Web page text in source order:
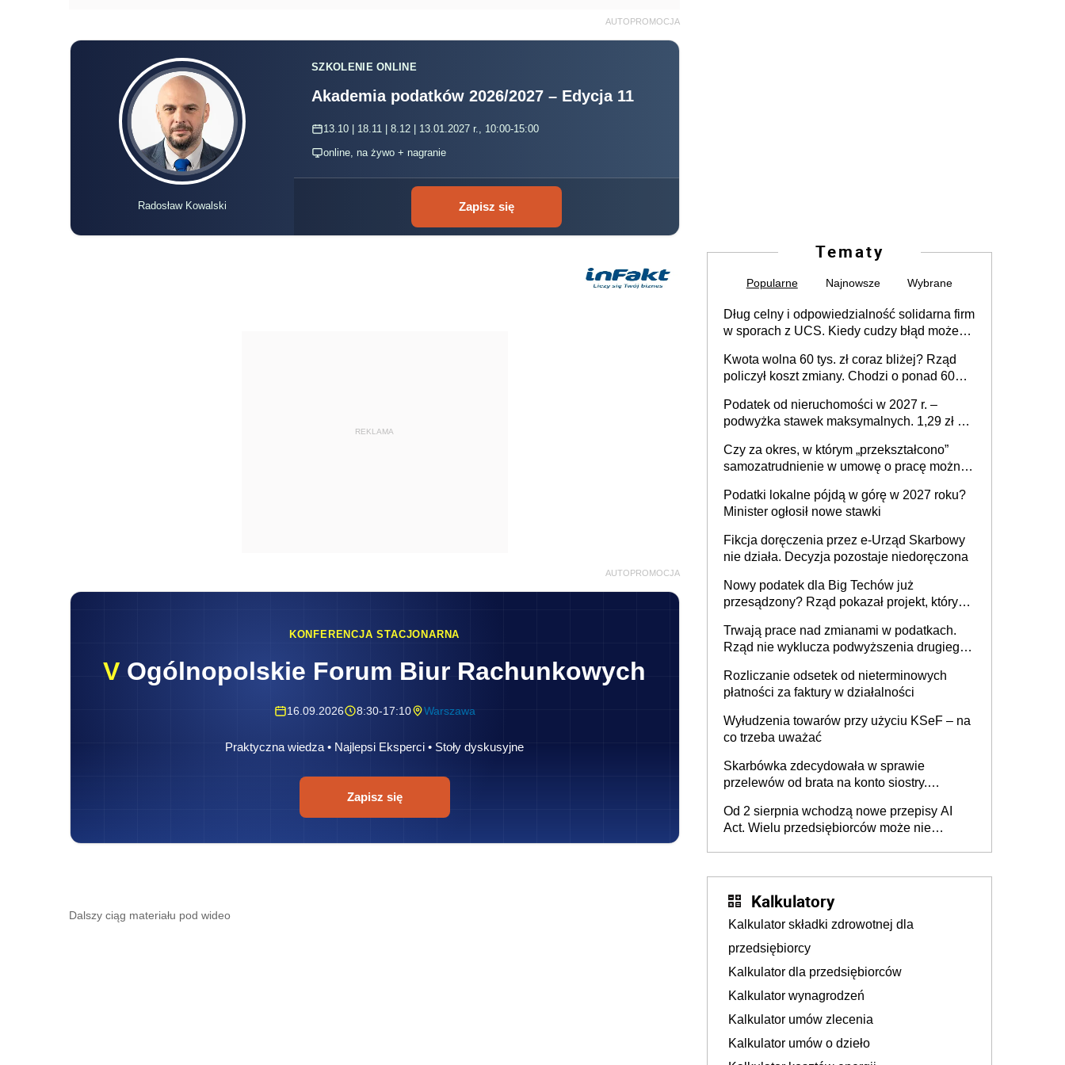
AUTOPROMOCJA
Radosław Kowalski
SZKOLENIE ONLINE
Akademia podatków 2026/2027 – Edycja 11
13.10 | 18.11 | 8.12 | 13.01.2027 r., 10:00-15:00
online, na żywo + nagranie
Zapisz się
REKLAMA
AUTOPROMOCJA
KONFERENCJA STACJONARNA
V Ogólnopolskie Forum Biur Rachunkowych
16.09.2026 8:30-17:10 Warszawa
Praktyczna wiedza • Najlepsi Eksperci • Stoły dyskusyjne
Zapisz się
Dalszy ciąg materiału pod wideo
Tematy
Popularne Najnowsze Wybrane
Dług celny i odpowiedzialność solidarna firm
w sporach z UCS. Kiedy cudzy błąd może
Kwota wolna 60 tys. zł coraz bliżej? Rząd
policzył koszt zmiany. Chodzi o ponad 60
Podatek od nieruchomości w 2027 r. –
podwyżka stawek maksymalnych. 1,29 zł za
budynków i lokali związanych z
prowadzeniem działalności gospodarczej
Czy za okres, w którym „przekształcono”
samozatrudnienie w umowę o pracę można
umowy cywilnoprawnej jedynym
racjonalnym wyjściem
Podatki lokalne pójdą w górę w 2027 roku?
Minister ogłosił nowe stawki
Fikcja doręczenia przez e-Urząd Skarbowy
nie działa. Decyzja pozostaje niedoręczona
Nowy podatek dla Big Techów już
przesądzony? Rząd pokazał projekt, który
Trwają prace nad zmianami w podatkach.
Rząd nie wyklucza podwyższenia drugiego
Rozliczanie odsetek od nieterminowych
płatności za faktury w działalności
Wyłudzenia towarów przy użyciu KSeF – na
co trzeba uważać
Skarbówka zdecydowała w sprawie
przelewów od brata na konto siostry.
darowizna, ale podatku jednak nie będzie
Od 2 sierpnia wchodzą nowe przepisy AI
Act. Wielu przedsiębiorców może nie
Kalkulatory
Kalkulator składki zdrowotnej dla
przedsiębiorcy
Kalkulator dla przedsiębiorców
Kalkulator wynagrodzeń
Kalkulator umów zlecenia
Kalkulator umów o dzieło